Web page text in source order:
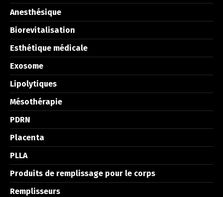
Anesthésique
Biorevitalisation
Esthétique médicale
Exosome
Lipolytiques
Mésothérapie
PDRN
Placenta
PLLA
Produits de remplissage pour le corps
Remplisseurs